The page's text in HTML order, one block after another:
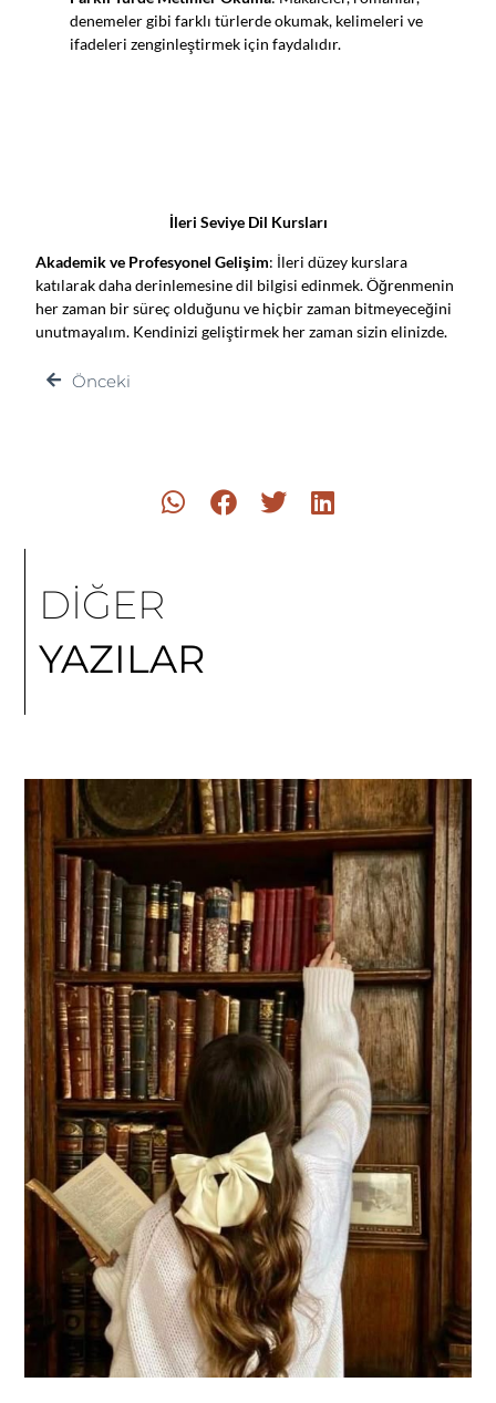
denemeler gibi farklı türlerde okumak, kelimeleri ve
ifadeleri zenginleştirmek için faydalıdır.
İleri Seviye Dil Kursları
Akademik ve Profesyonel Gelişim: İleri düzey kurslara
katılarak daha derinlemesine dil bilgisi edinmek. Öğrenmenin
her zaman bir süreç olduğunu ve hiçbir zaman bitmeyeceğini
unutmayalım. Kendinizi geliştirmek her zaman sizin elinizde.
Önceki
DİĞER
YAZILAR